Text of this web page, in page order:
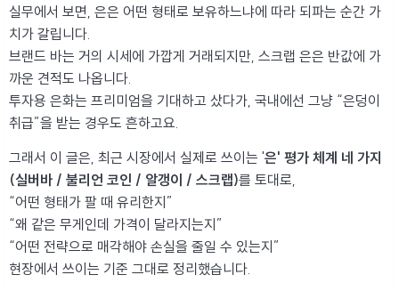
실무에서 보면, 은은 어떤 형태로 보유하느냐에 따라 되파는 순간 가
치가 갈립니다.
브랜드 바는 거의 시세에 가깝게 거래되지만, 스크랩 은은 반값에 가
까운 견적도 나옵니다.
투자용 은화는 프리미엄을 기대하고 샀다가, 국내에선 그냥 “은덩이
취급”을 받는 경우도 흔하고요.
그래서 이 글은, 최근 시장에서 실제로 쓰이는 '은' 평가 체계 네 가지
(실버바 / 불리언 코인 / 알갱이 / 스크랩)를 토대로,
“어떤 형태가 팔 때 유리한지”
“왜 같은 무게인데 가격이 달라지는지”
“어떤 전략으로 매각해야 손실을 줄일 수 있는지”
현장에서 쓰이는 기준 그대로 정리했습니다.